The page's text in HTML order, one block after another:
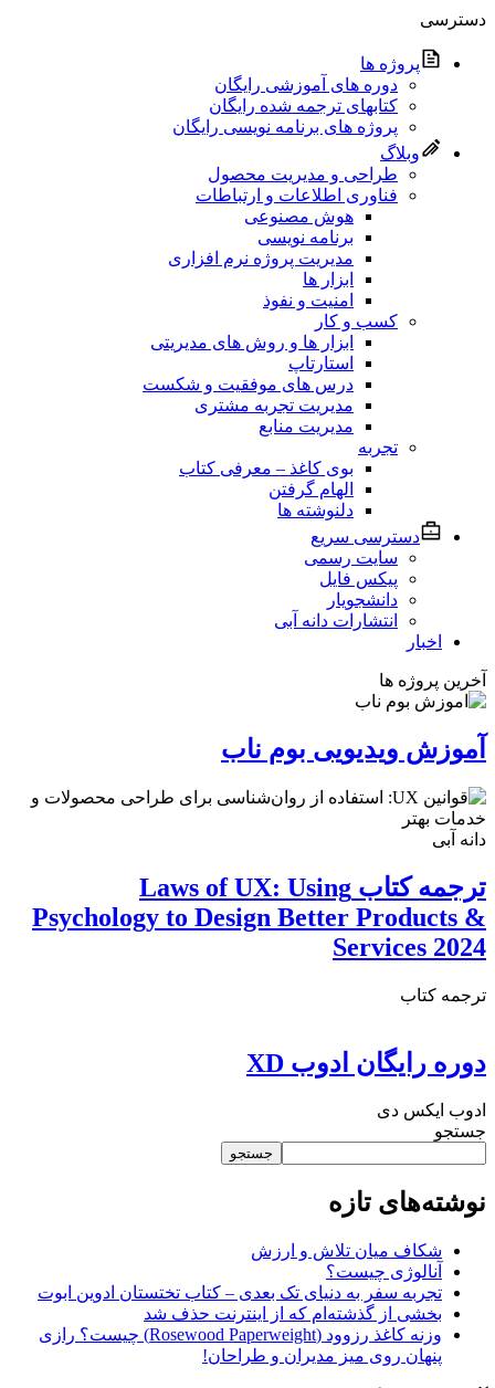
دسترسی
پروژه‌ ها
دوره های آموزشی رایگان
کتابهای ترجمه شده رایگان
پروژه های برنامه نویسی رایگان
وبلاگ
طراحی و مدیریت محصول
فناوری اطلاعات و ارتباطات
هوش مصنوعی
برنامه نویسی
مدیریت پروژه نرم افزاری
ابزار ها
امنیت و نفوذ
کسب و کار
ابزار ها و روش های مدیریتی
استارتاپ
درس های موفقیت و شکست
مدیریت تجربه مشتری
مدیریت منابع
تجربه
بوی کاغذ – معرفی کتاب
الهام گرفتن
دلنوشته ها
دسترسی سریع
سایت رسمی
پیکس فایل
دانشجویار
انتشارات دانه آبی
اخبار
آخرین پروژه ها
آموزش ویدیویی بوم ناب
دانه آبی
ترجمه کتاب Laws of UX: Using
Psychology to Design Better Products &
Services 2024
ترجمه کتاب
دوره رایگان ادوب XD
ادوب ایکس دی
جستجو
جستجو
نوشته‌های تازه
شکاف میان تلاش و ارزش
آنالوژی چیست؟
تجربه سفر به دنیای تک بعدی – کتاب تختستان ادوین ابوت
بخشی از گذشته‌ام که از اینترنت حذف شد
وزنه کاغذ رزوود (Rosewood Paperweight) چیست؟ رازی
پنهان روی میز مدیران و طراحان!